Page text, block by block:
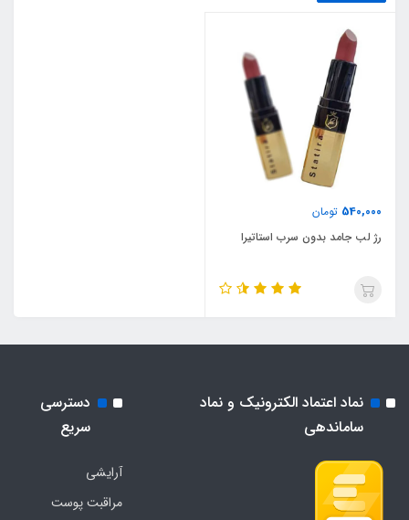
540,000 تومان
رژ لب جامد بدون سرب استاتیرا
نماد اعتماد الکترونیک و نماد
ساماندهی
دسترسی
سریع
آرایشی
مراقبت پوست